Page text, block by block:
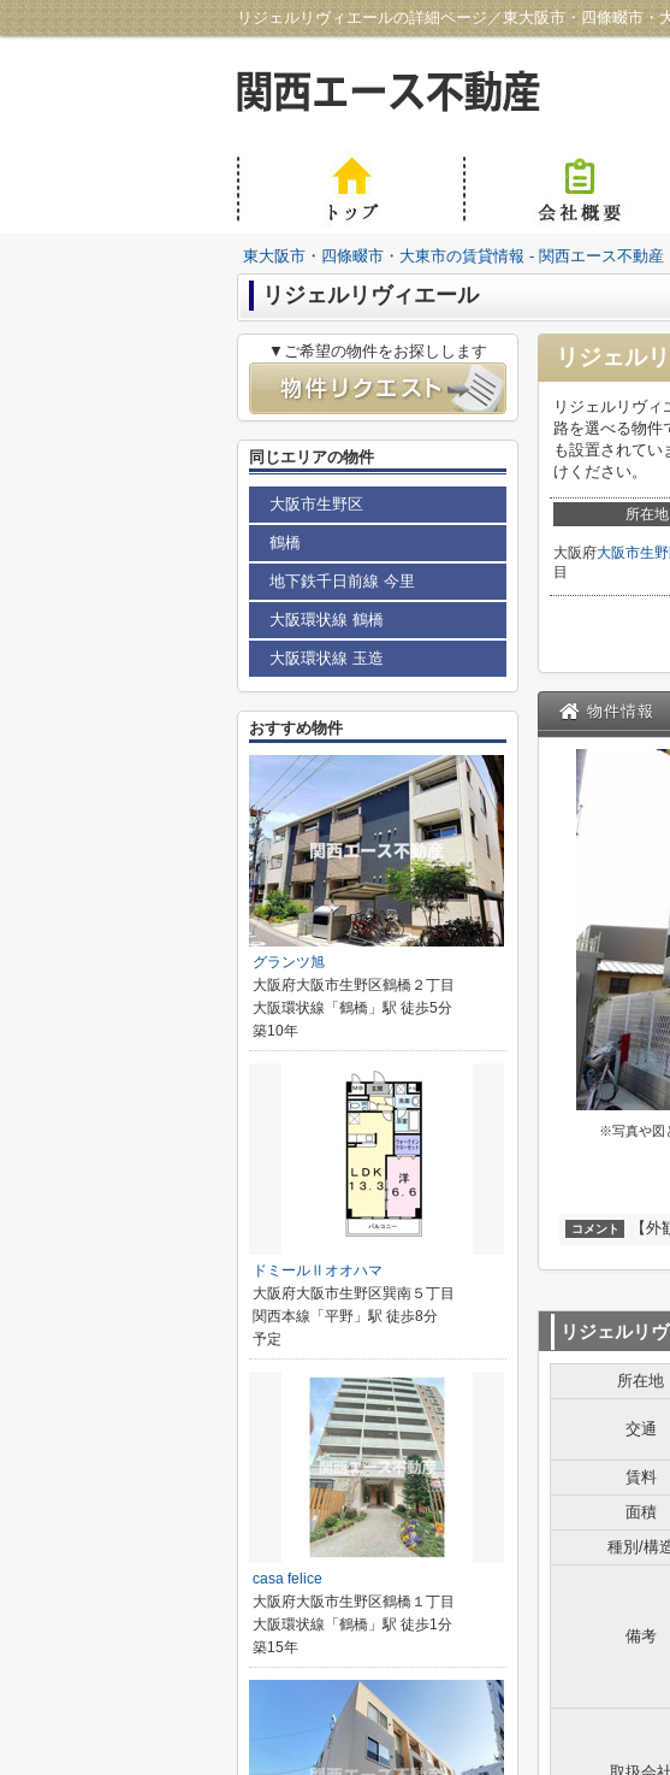
リジェルリヴィエールの詳細ページ／東大阪市・四條畷市・
東大阪市・四條畷市・大東市の賃貸情報 - 関西エース不動産
リジェルリヴィエール
リジェル
リジェルリヴ
路を選べる物件
も設置されてい
けください。
所在地
大阪府大阪市生
目
物件情報
※写真や図
コメント 【外
リジェルリ
所在地
交通
賃料
面積
種別/構
備考
▼ご希望の物件をお探しします
同じエリアの物件
大阪市生野区
鶴橋
地下鉄千日前線 今里
大阪環状線 鶴橋
大阪環状線 玉造
おすすめ物件
グランツ旭
大阪府大阪市生野区鶴橋２丁目
大阪環状線「鶴橋」駅 徒歩5分
築10年
ドミールⅡオオハマ
大阪府大阪市生野区巽南５丁目
関西本線「平野」駅 徒歩8分
予定
casa felice
大阪府大阪市生野区鶴橋１丁目
大阪環状線「鶴橋」駅 徒歩1分
築15年